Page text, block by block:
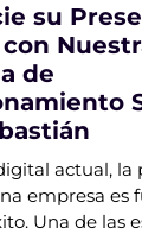
su
de
actual, la
empresa es
Una de las